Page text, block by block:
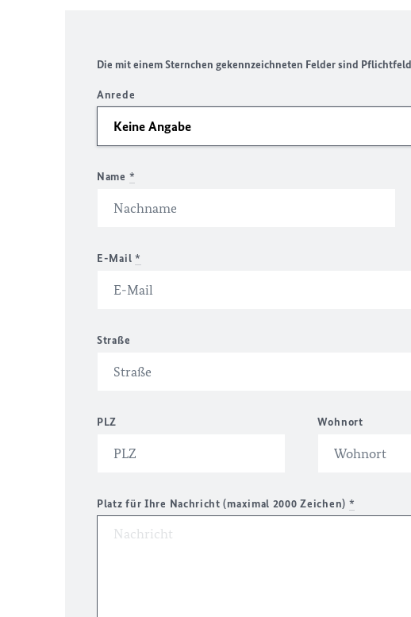
Die mit einem Sternchen gekennzeichneten Felder sind
Anrede
Name *
E-Mail *
Straße
PLZ Wohnort
Platz für Ihre Nachricht (maximal 2000 Zeichen) *